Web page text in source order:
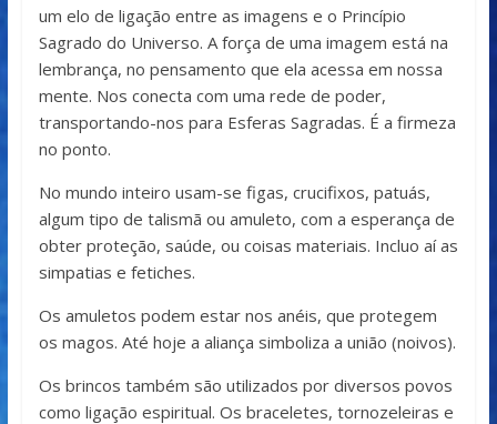
um elo de ligação entre as imagens e o Princípio
Sagrado do Universo. A força de uma imagem está na
lembrança, no pensamento que ela acessa em nossa
mente. Nos conecta com uma rede de poder,
transportando-nos para Esferas Sagradas. É a firmeza
no ponto.
No mundo inteiro usam-se figas, crucifixos, patuás,
algum tipo de talismã ou amuleto, com a esperança de
obter proteção, saúde, ou coisas materiais. Incluo aí as
simpatias e fetiches.
Os amuletos podem estar nos anéis, que protegem
os magos. Até hoje a aliança simboliza a união (noivos).
Os brincos também são utilizados por diversos povos
como ligação espiritual. Os braceletes, tornozeleiras e